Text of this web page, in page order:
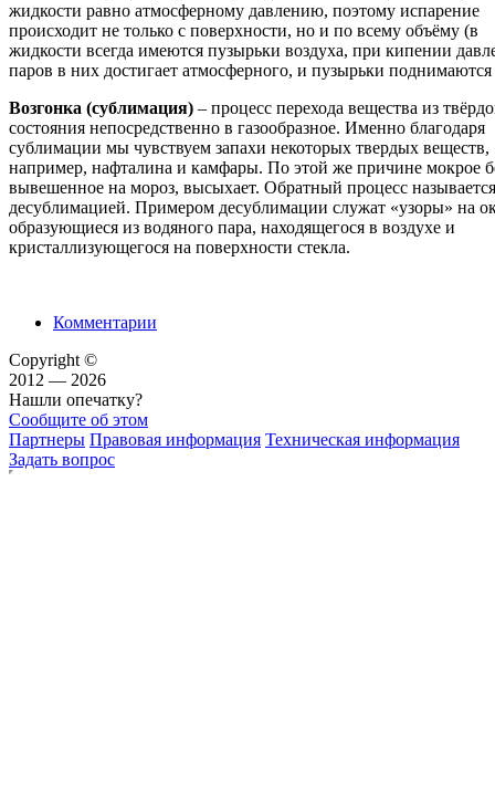
жидкости равно атмосферному давлению, поэтому испарение
происходит не только с поверхности, но и по всему объёму (в
жидкости всегда имеются пузырьки воздуха, при кипении
паров в них достигает атмосферного, и пузырьки поднимаются
Возгонка (сублимация) – процесс перехода вещества из
состояния непосредственно в газообразное. Именно благодаря
сублимации мы чувствуем запахи некоторых твердых веществ,
например, нафталина и камфары. По этой же причине мокрое
вывешенное на мороз, высыхает. Обратный процесс называется
десублимацией. Примером десублимации служат «узоры» на
образующиеся из водяного пара, находящегося в воздухе и
кристаллизующегося на поверхности стекла.
Комментарии
Copyright ©
2012 — 2026
Нашли опечатку?
Сообщите об этом
Партнеры Правовая информация Техническая информация
Задать вопрос